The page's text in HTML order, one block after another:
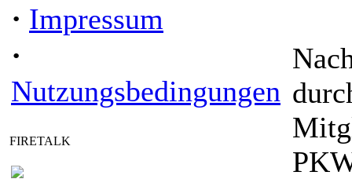
· Impressum
·
Nutzungsbedingungen
FIRETALK